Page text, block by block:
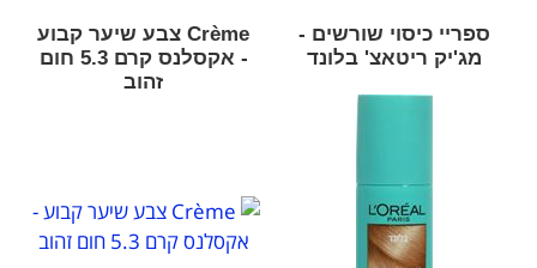
ספריי כיסוי שורשים -
מג'יק ריטאצ' בלונד
Crème צבע שיער קבוע
- אקסלנס קרם 5.3 חום
זהוב